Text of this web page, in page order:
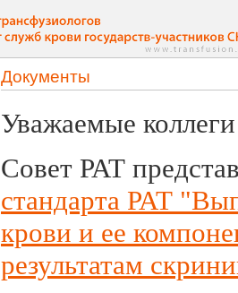
Документы
Уважаемые
Совет РАТ
стандарта РАТ
крови и ее
результатам